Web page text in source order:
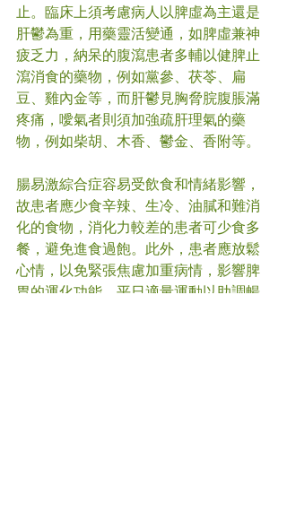
止。臨床上須考慮病人以脾虛為主還是
肝鬱為重，用藥靈活變通，如脾虛兼神
疲乏力，納呆的腹瀉患者多輔以健脾止
瀉消食的藥物，例如黨參、茯苓、扁
豆、雞內金等，而肝鬱見胸脅脘腹脹滿
疼痛，噯氣者則須加強疏肝理氣的藥
物，例如柴胡、木香、鬱金、香附等。
腸易激綜合症容易受飲食和情緒影響，
故患者應少食辛辣、生冷、油膩和難消
化的食物，消化力較差的患者可少食多
餐，避免進食過飽。此外，患者應放鬆
心情，以免緊張焦慮加重病情，影響脾
胃的運化功能。平日適量運動以助調暢